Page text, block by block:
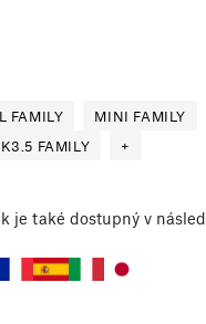
FAMILY
MINI FAMILY
FAMILY +
je také dostupný v